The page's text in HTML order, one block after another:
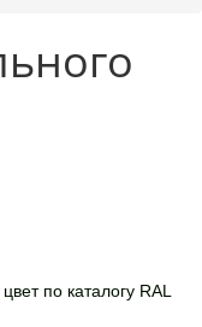
по каталогу RAL